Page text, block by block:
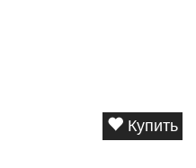
Купить